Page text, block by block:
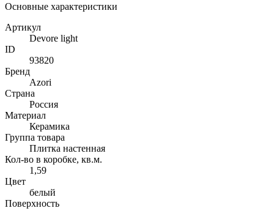
Основные характеристики
Артикул
Devore light
ID
93820
Бренд
Azori
Страна
Россия
Материал
Керамика
Группа товара
Плитка настенная
Кол-во в коробке, кв.м.
1,59
Цвет
белый
Поверхность